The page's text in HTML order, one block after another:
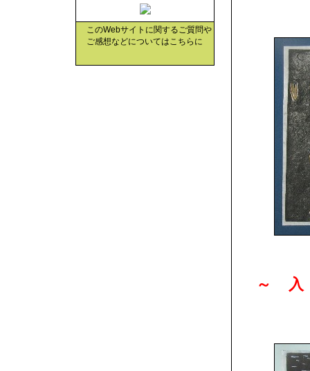
～
このWebサイトに関するご質問や
ご感想などについてはこちらに